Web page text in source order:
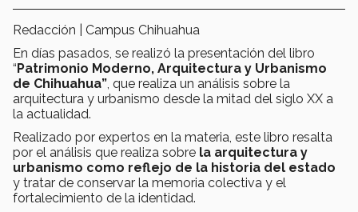
Redacción | Campus Chihuahua
En días pasados, se realizó la presentación del libro
“Patrimonio Moderno, Arquitectura y Urbanismo
de Chihuahua” , que realiza un análisis sobre la
arquitectura y urbanismo desde la mitad del siglo XX a
la actualidad.
Realizado por expertos en la materia, este libro resalta
por el análisis que realiza sobre la arquitectura y
urbanismo como reflejo de la historia del estado
y tratar de conservar la memoria colectiva y el
fortalecimiento de la identidad.